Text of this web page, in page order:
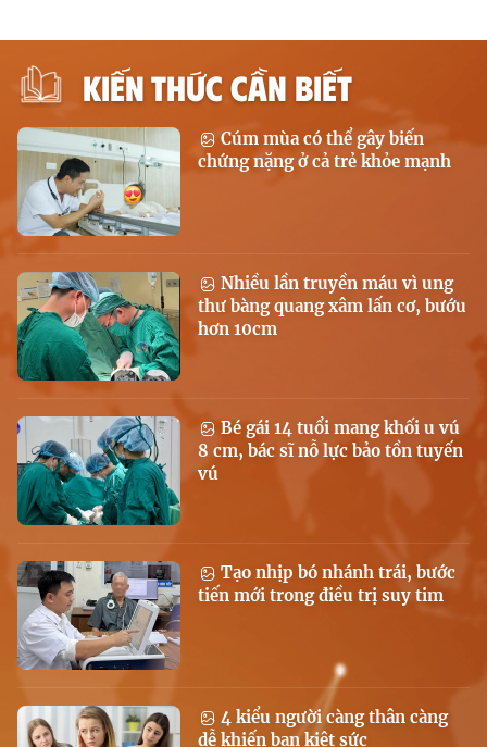
KIẾN THỨC CẦN BIẾT
Cúm mùa có thể gây biến
chứng nặng ở cả trẻ khỏe mạnh
Nhiều lần truyền máu vì ung
thư bàng quang xâm lấn cơ, bướu
hơn 10cm
Bé gái 14 tuổi mang khối u vú
8 cm, bác sĩ nỗ lực bảo tồn tuyến
vú
Tạo nhịp bó nhánh trái, bước
tiến mới trong điều trị suy tim
4 kiểu người càng thân càng
dễ khiến bạn kiệt sức